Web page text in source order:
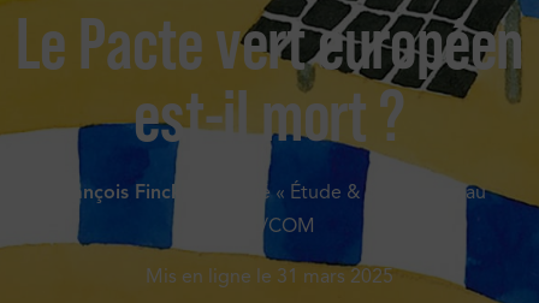
Le Pacte vert européen
est-il mort ?
François Finck
· Délégué « Étude & Stratégie » au
CAL/COM
Mis en ligne le 31 mars 2025